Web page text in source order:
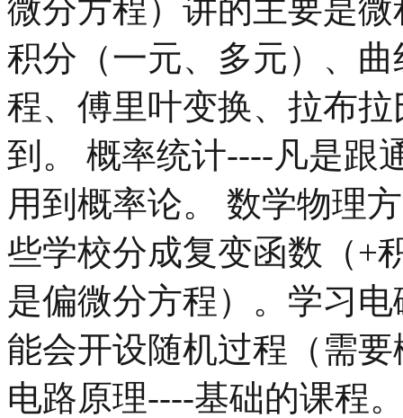
微分方程）讲的主要是
积分（一元、多元）、
程、傅里叶变换、拉布
到。 概率统计----凡是跟
用到概率论。 数学物理
些学校分成复变函数（+
是偏微分方程）。学习
能会开设随机过程（需
电路原理----基础的课程